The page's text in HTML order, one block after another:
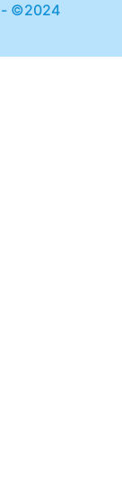
- ©2024